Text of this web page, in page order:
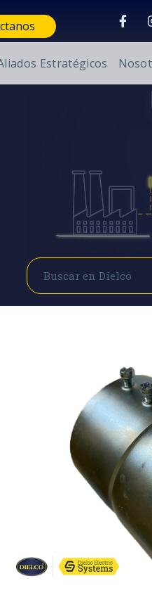
Estratégicos
Buscar